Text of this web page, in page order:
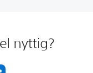
nyttig?